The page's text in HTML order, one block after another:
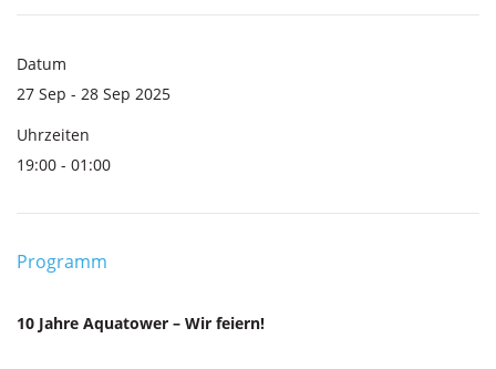
Datum
27 Sep - 28 Sep 2025
Uhrzeiten
19:00 - 01:00
Programm
10 Jahre Aquatower – Wir feiern!